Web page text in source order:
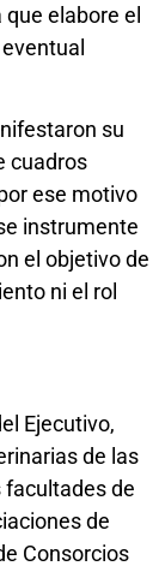
elabore el
su
cuadros
ese motivo
instrumente
el objetivo de
ni el rol
Ejecutivo,
de las
facultades de
de
Consorcios